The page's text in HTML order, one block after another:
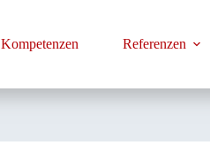
Kompetenzen Referenzen